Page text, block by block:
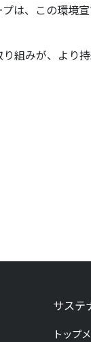
は、この環境
組みが、より
サステ
トップ